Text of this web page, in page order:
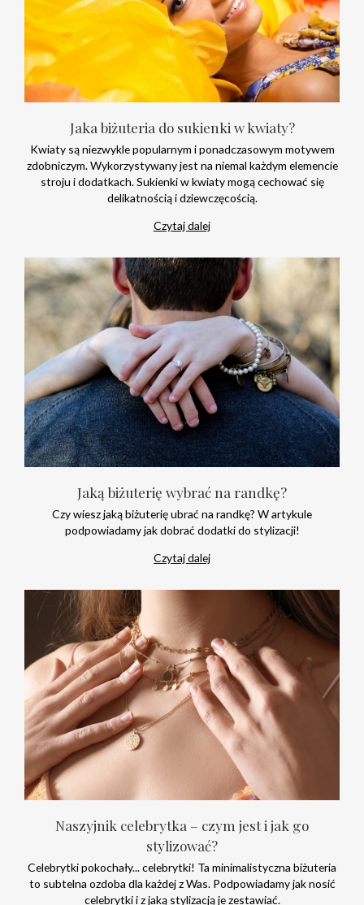
Jaka biżuteria do sukienki w kwiaty?
Kwiaty są niezwykle popularnym i ponadczasowym motywem
zdobniczym. Wykorzystywany jest na niemal każdym elemencie
stroju i dodatkach. Sukienki w kwiaty mogą cechować się
delikatnością i dziewczęcością.
Czytaj dalej
Jaką biżuterię wybrać na randkę?
Czy wiesz jaką biżuterię ubrać na randkę? W artykule
podpowiadamy jak dobrać dodatki do stylizacji!
Czytaj dalej
Naszyjnik celebrytka – czym jest i jak go
stylizować?
Celebrytki pokochały... celebrytki! Ta minimalistyczna biżuteria
to subtelna ozdoba dla każdej z Was. Podpowiadamy jak nosić
celebrytki i z jaką stylizacją je zestawiać.